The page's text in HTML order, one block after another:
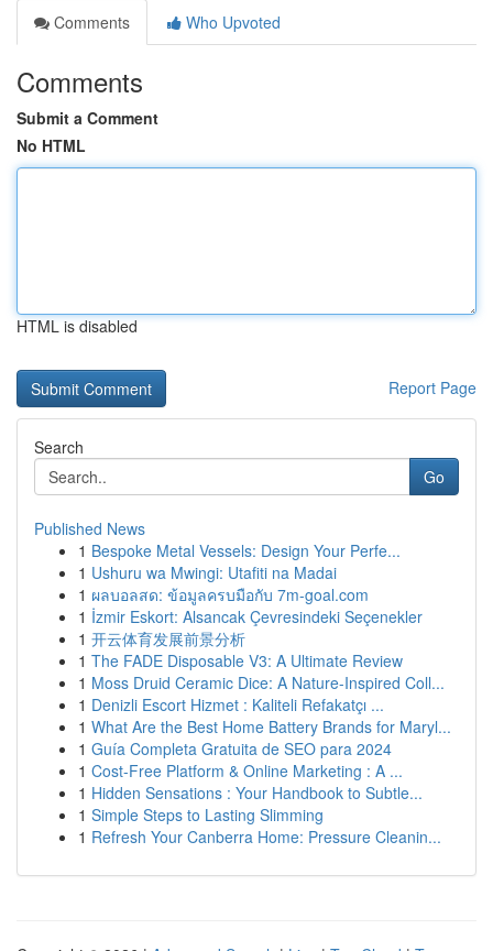
Comments
Who Upvoted
Comments
Submit a Comment
No HTML
HTML is disabled
Report Page
Search
Go
Published News
1 Bespoke Metal Vessels: Design Your Perfe...
1 Ushuru wa Mwingi: Utafiti na Madai
1 ผลบอลสด: ข้อมูลครบมือกับ 7m-goal.com
1 İzmir Eskort: Alsancak Çevresindeki Seçenekler
1 开云体育发展前景分析
1 The FADE Disposable V3: A Ultimate Review
1 Moss Druid Ceramic Dice: A Nature-Inspired Coll...
1 Denizli Escort Hizmet : Kaliteli Refakatçı ...
1 What Are the Best Home Battery Brands for Maryl...
1 Guía Completa Gratuita de SEO para 2024
1 Cost-Free Platform & Online Marketing : A ...
1 Hidden Sensations : Your Handbook to Subtle...
1 Simple Steps to Lasting Slimming
1 Refresh Your Canberra Home: Pressure Cleanin...